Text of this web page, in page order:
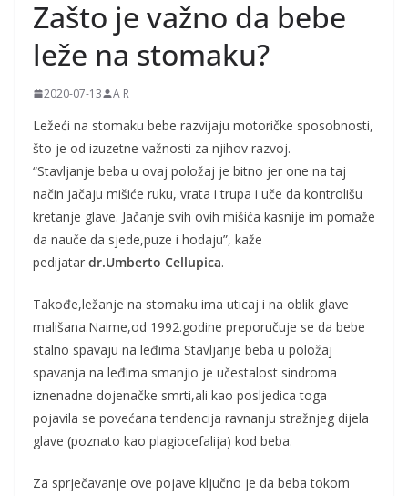
j
e
i
t
r
u
d
n
i
c
e
Zašto je važno da bebe
leže na stomaku?
2020-07-13 A R
Ležeći na stomaku bebe razvijaju motoričke sposobnosti,
što je od izuzetne važnosti za njihov razvoj.
“Stavljanje beba u ovaj položaj je bitno jer one na taj
način jačaju mišiće ruku, vrata i trupa i uče da kontrolišu
kretanje glave. Jačanje svih ovih mišića kasnije im pomaže
da nauče da sjede,puze i hodaju”, kaže
pedijatar dr.Umberto Cellupica.
Takođe,ležanje na stomaku ima uticaj i na oblik glave
mališana.Naime,od 1992.godine preporučuje se da bebe
stalno spavaju na leđima Stavljanje beba u položaj
spavanja na leđima smanjio je učestalost sindroma
iznenadne dojenačke smrti,ali kao posljedica toga
pojavila se povećana tendencija ravnanju stražnjeg dijela
glave (poznato kao plagiocefalija) kod beba.
Za sprječavanje ove pojave ključno je da beba tokom